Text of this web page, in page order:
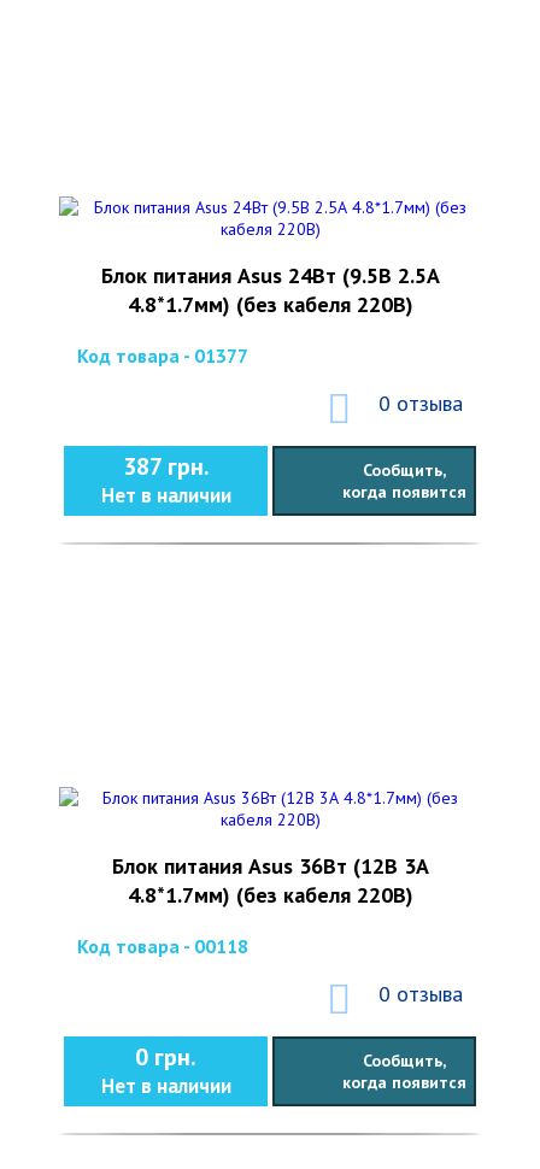
Блок питания Asus 24Вт (9.5В 2.5А
4.8*1.7мм) (без кабеля 220В)
Код товара - 01377
0 отзыва
387 грн.
Нет в наличии
Сообщить,
когда появится
Блок питания Asus 36Вт (12В 3А
4.8*1.7мм) (без кабеля 220В)
Код товара - 00118
0 отзыва
0 грн.
Нет в наличии
Сообщить,
когда появится